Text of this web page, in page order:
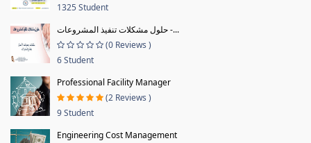
1325 Student
حلول مشكلات تنفيذ المشروعات -...
(0 Reviews )
6 Student
Professional Facility Manager
(2 Reviews )
9 Student
Engineering Cost Management